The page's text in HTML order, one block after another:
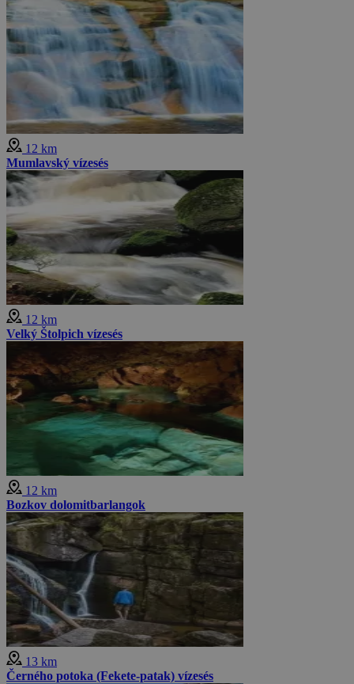
12 km
Mumlavský vízesés
12 km
Velký Štolpich vízesés
12 km
Bozkov dolomitbarlangok
13 km
Černého potoka (Fekete-patak) vízesés